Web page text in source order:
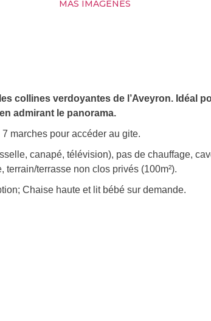
MAS IMAGENES
collines verdoyantes de l’Aveyron. Idéal
admirant le panorama.
marches pour accéder au gite.
canapé, télévision), pas de chauffage,
terrasse non clos privés (100m²).
Chaise haute et lit bébé sur demande.